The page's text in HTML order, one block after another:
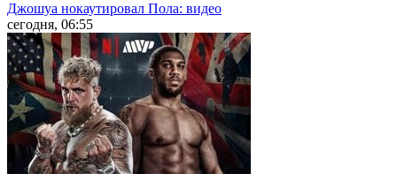
Джошуа нокаутировал Пола: видео
сегодня, 06:55